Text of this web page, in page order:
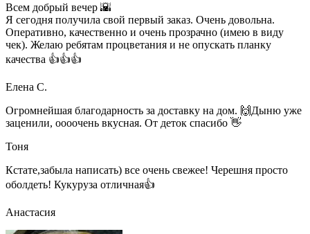
Всем добрый вечер 🌇
Я сегодня получила свой первый заказ. Очень довольна.
Оперативно, качественно и очень прозрачно (имею в виду
чек). Желаю ребятам процветания и не опускать планку
качества 👍👍👍
Елена С.
Огромнейшая благодарность за доставку на дом. 🙌Дыню уже
заценили, оооочень вкусная. От деток спасибо 👋
Тоня
Кстате,забыла написать) все очень свежее! Черешня просто
оболдеть! Кукуруза отличная👍
Анастасия